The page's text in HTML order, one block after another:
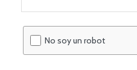
No soy un robot